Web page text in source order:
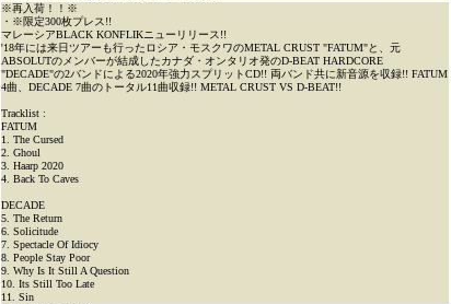
※再入荷！！※
・※限定300枚プレス!!
マレーシアBLACK KONFLIKニューリリース!!
'18年には来日ツアーも行ったロシア・モスクワのMETAL CRUST "FATUM"と、元
ABSOLUTのメンバーが結成したカナダ・オンタリオ発のD-BEAT HARDCORE
"DECADE"の2バンドによる2020年強力スプリットCD!! 両バンド共に新音源を収録!! FATUM
4曲、DECADE 7曲のトータル11曲収録!! METAL CRUST VS D-BEAT!!
Tracklist :
FATUM
1. The Cursed
2. Ghoul
3. Haarp 2020
4. Back To Caves
DECADE
5. The Return
6. Solicitude
7. Spectacle Of Idiocy
8. People Stay Poor
9. Why Is It Still A Question
10. Its Still Too Late
11. Sin